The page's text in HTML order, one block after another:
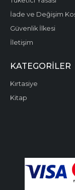
İade ve Değişim
Güvenlik İlkesi
İletişim
KATEGORILER
Kırtasiye
Kitap